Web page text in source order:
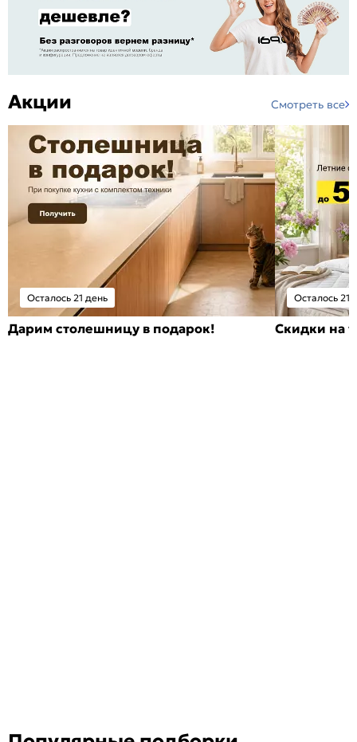
Акции Смотреть все
Осталось 21 день
Дарим столешницу в подарок!
Осталось 21
Скидки на